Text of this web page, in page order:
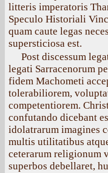
litteris imperatoris
Speculo Historiali
quam caute legas
supersticiosa est.
Post discessum
legati Sarracenorum
fidem Machometi
tolerabiliorem,
competentiorem.
confutando dicebant
idolatrarum imagines
multis utilitatibus
ceterarum religionum
superbos debellaret,